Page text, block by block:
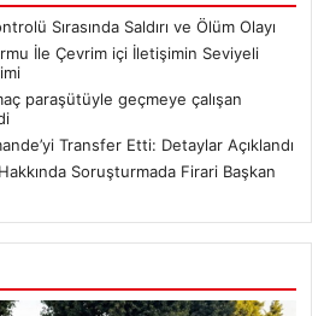
Sırasında Saldırı ve Ölüm Olayı
İle Çevrim içi İletişimin Seviyeli
paraşütüyle geçmeye çalışan
Transfer Etti: Detaylar Açıklandı
Soruşturmada Firari Başkan